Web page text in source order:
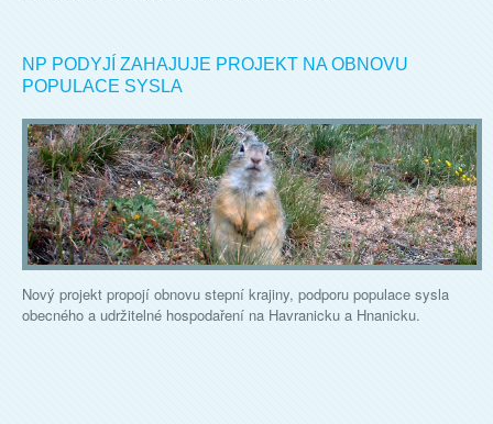
NP PODYJÍ ZAHAJUJE PROJEKT NA OBNOVU
POPULACE SYSLA
Nový projekt propojí obnovu stepní krajiny, podporu populace sysla
obecného a udržitelné hospodaření na Havranicku a Hnanicku.